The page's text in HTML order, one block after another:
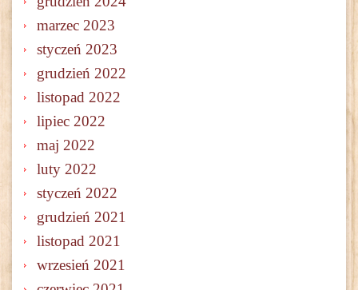
marzec 2023
styczeń 2023
grudzień 2022
listopad 2022
lipiec 2022
maj 2022
luty 2022
styczeń 2022
grudzień 2021
listopad 2021
wrzesień 2021